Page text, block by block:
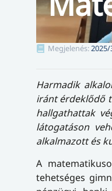
Megjelenés:2025/
Harmadik
iránt érdeklődő
hallgathattak
látogatáson
alkalmazott és
A
tehetséges